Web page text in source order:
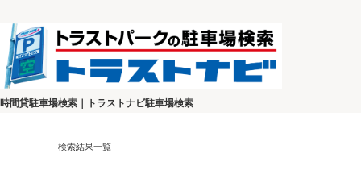
時間貸駐車場検索｜トラストナビ駐車場検索
検索結果一覧